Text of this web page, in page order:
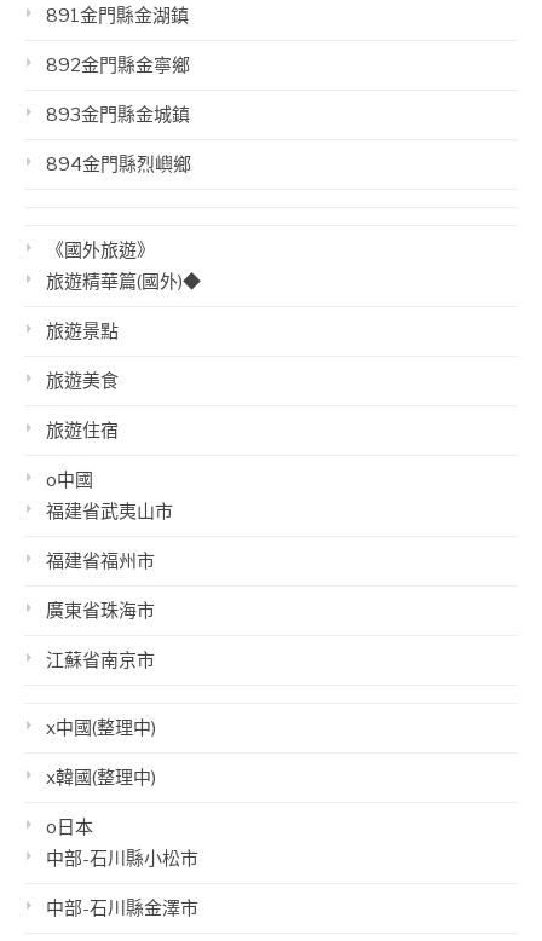
891金門縣金湖鎮
892金門縣金寧鄉
893金門縣金城鎮
894金門縣烈嶼鄉
《國外旅遊》
旅遊精華篇(國外)◆
旅遊景點
旅遊美食
旅遊住宿
o中國
福建省武夷山市
福建省福州市
廣東省珠海市
江蘇省南京市
x中國(整理中)
x韓國(整理中)
o日本
中部-石川縣小松市
中部-石川縣金澤市